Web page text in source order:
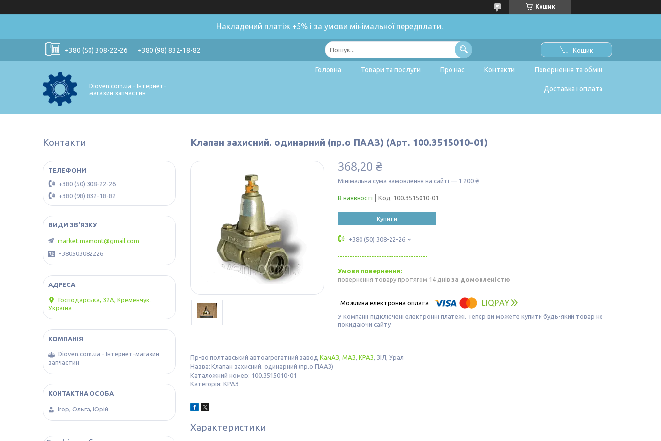
Кошик
Накладений платіж +5% і за умови мінімальної передплати.
+380 (50) 308-22-26 +380 (98) 832-18-82 Кошик
Dioven.com.ua - Інтернет-
магазин запчастин
Головна Товари та послуги Про нас Контакти Повернення та обмін
Доставка і оплата
Клапан захисний. одинарний (пр.о ПААЗ) (Арт. 100.3515010-01)
368,20 ₴
Мінімальна сума замовлення на сайті — 1 200 ₴
В наявності Код: 100.3515010-01
Купити
+380 (50) 308-22-26
повернення товару протягом 14 днів за домовленістю
У компанії підключені електронні платежі. Тепер ви можете купити будь-який товар не
покидаючи сайту.
Пр-во полтавський автоагрегатний завод КамАЗ, МАЗ, КРАЗ, ЗІЛ, Урал
Назва: Клапан захисний. одинарний (пр.о ПААЗ)
Каталожний номер: 100.3515010-01
Категорія: КРАЗ
Характеристики
Контакти
+380 (50) 308-22-26
+380 (98) 832-18-82
market.mamont@gmail.com
+380503082226
Господарська, 32А, Кременчук,
Україна
Dioven.com.ua - Інтернет-магазин
запчастин
Ігор, Ольга, Юрій